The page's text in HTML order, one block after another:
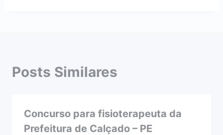
Posts Similares
Concurso para fisioterapeuta da
Prefeitura de Calçado – PE